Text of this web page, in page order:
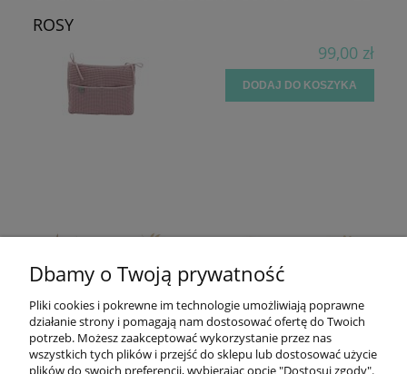
ROSY
99,00 zł
DODAJ DO KOSZYKA
Dbamy o Twoją prywatność
Pliki cookies i pokrewne im technologie umożliwiają poprawne
działanie strony i pomagają nam dostosować ofertę do Twoich
potrzeb. Możesz zaakceptować wykorzystanie przez nas
wszystkich tych plików i przejść do sklepu lub dostosować użycie
plików do swoich preferencji, wybierając opcję "Dostosuj zgody".